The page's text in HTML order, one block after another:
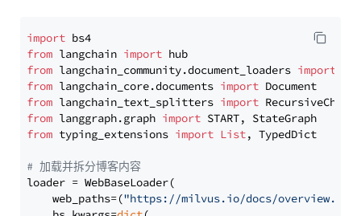
import
from langchain import
from langchain_community.document_loaders import
from langchain_core.documents import
from langchain_text_splitters import
from langgraph.graph import
from typing_extensions import List, TypedDict
# 加载并拆分博客内容
loader = WebBaseLoader(
    web_paths=(
"https://milvus.io/docs/overview.md"